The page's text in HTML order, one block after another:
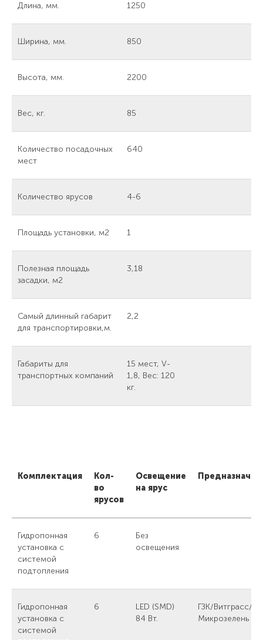
Длина, мм. 1250
Ширина, мм. 850
Высота, мм. 2200
Вес, кг. 85
Количество посадочных
мест
640
Количество ярусов 4-6
Площадь установки, м2 1
Полезная площадь
засадки, м2
3,18
Самый длинный габарит
для транспортировки,м.
2,2
Габариты для
транспортных компаний
15 мест, V-
1,8, Вес: 120
кг.
Комплектация
Кол-
во
ярусов
Освещение
на ярус
Гидропонная
установка с
системой
подтопления
6
Без
освещения
Гидропонная
установка с
системой
6
LED (SMD)
84 Вт.
ГЗК/Витграсс/
Микрозелень